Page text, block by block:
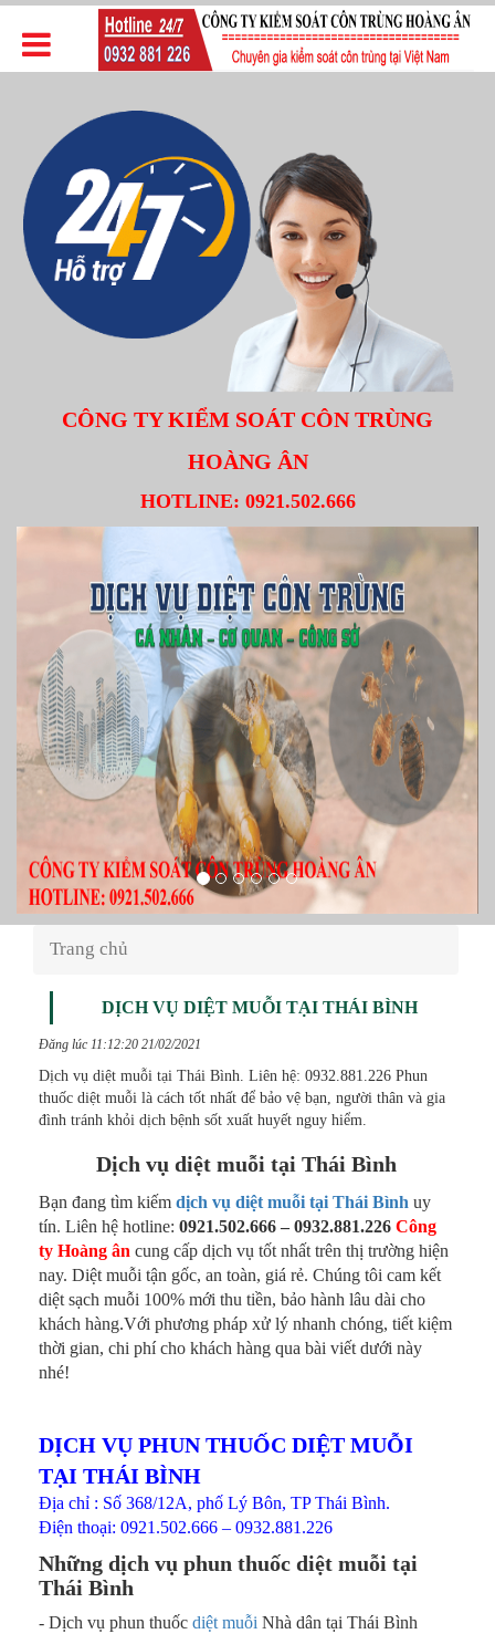
CÔNG TY KIỂM SOÁT CÔN TRÙNG
HOÀNG ÂN
HOTLINE: 0921.502.666
Trang chủ
DỊCH VỤ DIỆT MUỖI TẠI THÁI BÌNH
Đăng lúc 11:12:20 21/02/2021
Dịch vụ diệt muỗi tại Thái Bình. Liên hệ: 0932.881.226 Phun
thuốc diệt muỗi là cách tốt nhất để bảo vệ bạn, người thân và gia
đình tránh khỏi dịch bệnh sốt xuất huyết nguy hiểm.
Dịch vụ diệt muỗi tại Thái Bình
Bạn đang tìm kiếm dịch vụ diệt muỗi tại Thái Bình uy
tín. Liên hệ hotline: 0921.502.666 – 0932.881.226 Công
ty Hoàng ân cung cấp dịch vụ tốt nhất trên thị trường hiện
nay. Diệt muỗi tận gốc, an toàn, giá rẻ. Chúng tôi cam kết
diệt sạch muỗi 100% mới thu tiền, bảo hành lâu dài cho
khách hàng.Với phương pháp xử lý nhanh chóng, tiết kiệm
thời gian, chi phí cho khách hàng qua bài viết dưới này
nhé!
DỊCH VỤ PHUN THUỐC DIỆT MUỖI
TẠI THÁI BÌNH
Địa chỉ : Số 368/12A, phố Lý Bôn, TP Thái Bình.
Điện thoại: 0921.502.666 – 0932.881.226
Những dịch vụ phun thuốc diệt muỗi tại
Thái Bình
- Dịch vụ phun thuốc diệt muỗi Nhà dân tại Thái Bình